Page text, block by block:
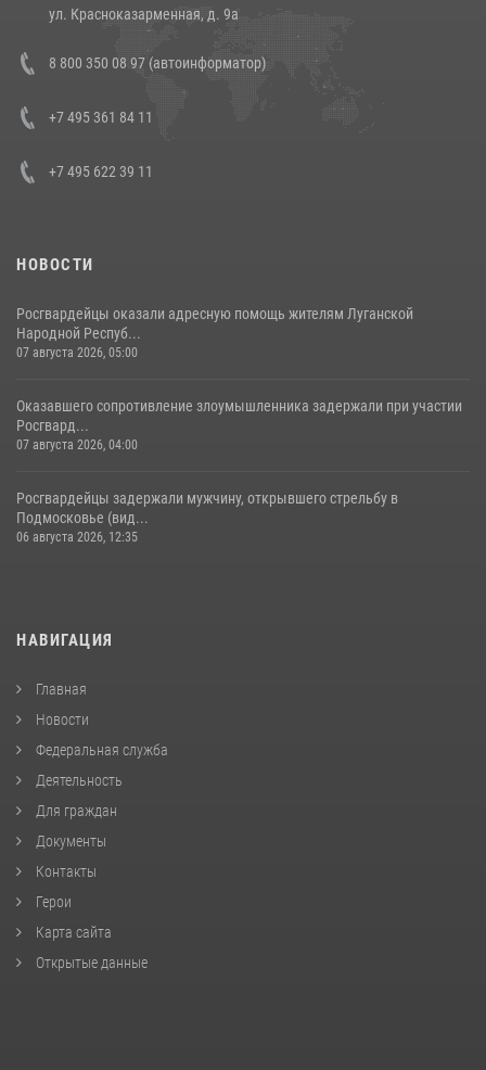
14 июля 2026, 12:20
В Росгвардии прошла военно-научная конференция по обобщению
боевого опыта
ул. Красноказарменная, д. 9а
8 800 350 08 97 (автоинформатор)
+7 495 361 84 11
+7 495 622 39 11
НОВОСТИ
Росгвардейцы оказали адресную помощь жителям Луганской
Народной Респуб...
07 августа 2026, 05:00
Оказавшего сопротивление злоумышленника задержали при участии
Росгвард...
07 августа 2026, 04:00
Росгвардейцы задержали мужчину, открывшего стрельбу в
Подмосковье (вид...
06 августа 2026, 12:35
НАВИГАЦИЯ
Главная
Новости
Федеральная служба
Деятельность
Для граждан
Документы
Контакты
Герои
Карта сайта
Открытые данные